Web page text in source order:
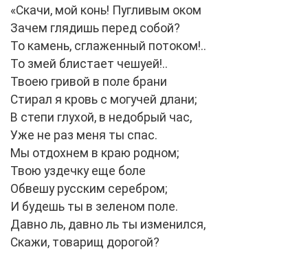
«Скачи, мой конь! Пугливым оком
Зачем глядишь перед собой?
То камень, сглаженный потоком!..
То змей блистает чешуей!..
Твоею гривой в поле брани
Стирал я кровь с могучей длани;
В степи глухой, в недобрый час,
Уже не раз меня ты спас.
Мы отдохнем в краю родном;
Твою уздечку еще боле
Обвешу русским серебром;
И будешь ты в зеленом поле.
Давно ль, давно ль ты изменился,
Скажи, товарищ дорогой?